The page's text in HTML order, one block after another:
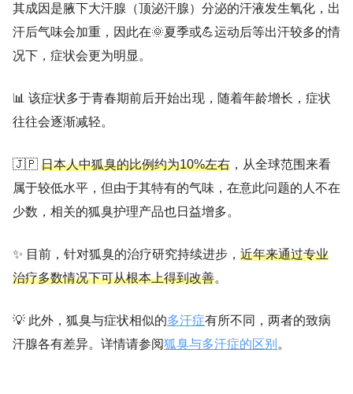
其成因是腋下大汗腺（顶泌汗腺）分泌的汗液发生氧化，出
汗后气味会加重，因此在🌞夏季或💪运动后等出汗较多的情
况下，症状会更为明显。
📊 该症状多于青春期前后开始出现，随着年龄增长，症状
往往会逐渐减轻。
🇯🇵 日本人中狐臭的比例约为10%左右 ，从全球范围来看
属于较低水平，但由于其特有的气味，在意此问题的人不在
少数，相关的狐臭护理产品也日益增多。
✨ 目前，针对狐臭的治疗研究持续进步， 近年来通过专业
治疗多数情况下可从根本上得到改善。
💡 此外，狐臭与症状相似的多汗症有所不同，两者的致病
汗腺各有差异。详情请参阅狐臭与多汗症的区别 。